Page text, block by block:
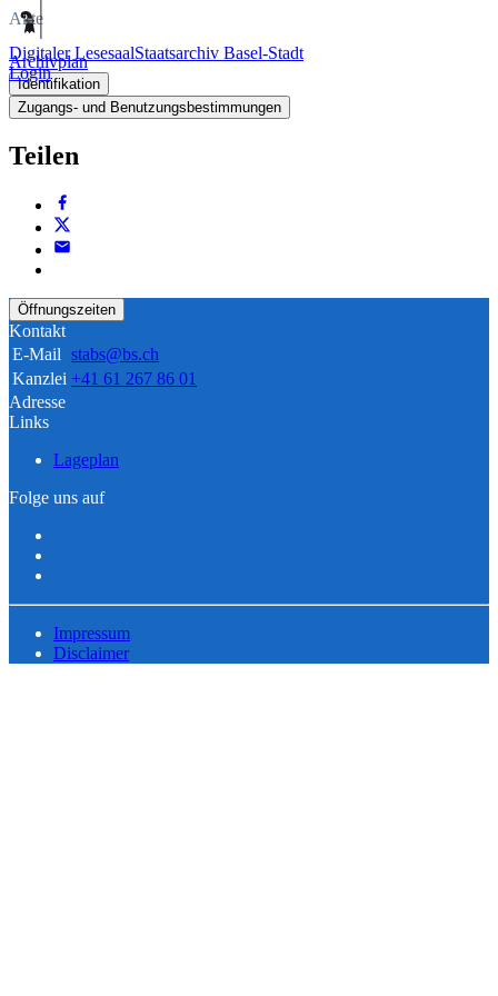
Digitaler LesesaalStaatsarchiv Basel-Stadt
Login
Akte
Archivplan
Identifikation
Zugangs- und Benutzungsbestimmungen
Teilen
Öffnungszeiten
Kontakt
E-Mail stabs@bs.ch
Kanzlei +41 61 267 86 01
Adresse
Links
Lageplan
Folge uns auf
Impressum
Disclaimer